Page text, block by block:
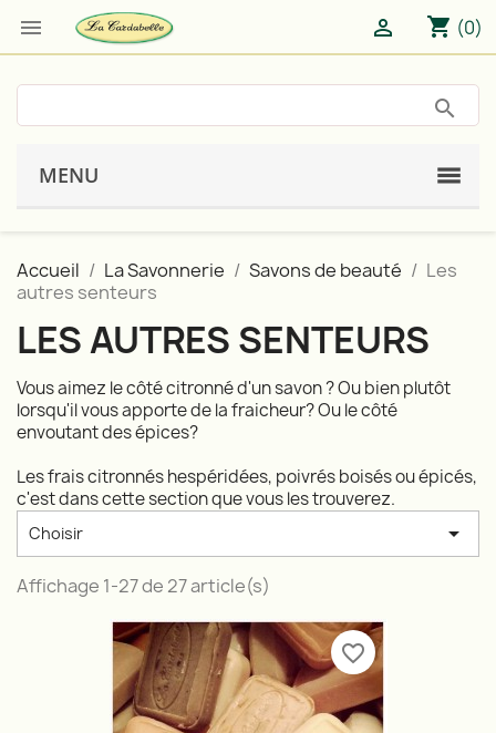
 shopping_cart (0)

MENU
Accueil La Savonnerie Savons de beauté
Les
autres senteurs
LES AUTRES SENTEURS
Vous aimez le côté citronné d'un savon ? Ou bien plutôt
lorsqu'il vous apporte de la fraicheur? Ou le côté
envoutant des épices?
Les frais citronnés hespéridées, poivrés boisés ou épicés,
c'est dans cette section que vous les trouverez.
Choisir 
Affichage 1-27 de 27 article(s)
favorite_border